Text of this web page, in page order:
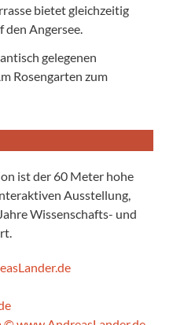
bietet gleichzeitig
Angersee.
gelegenen
Rosengarten zum
ist der 60 Meter hohe
Ausstellung,
Wissenschafts- und